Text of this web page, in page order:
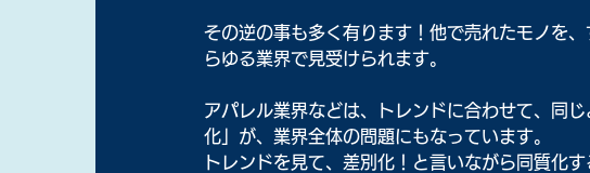
その逆の事も多く有ります！他で売れたモノを
らゆる業界で見受けられます。
アパレル業界などは、トレンドに合わせて、同
化」が、業界全体の問題にもなっています。
トレンドを見て、差別化！と言いながら同質化す